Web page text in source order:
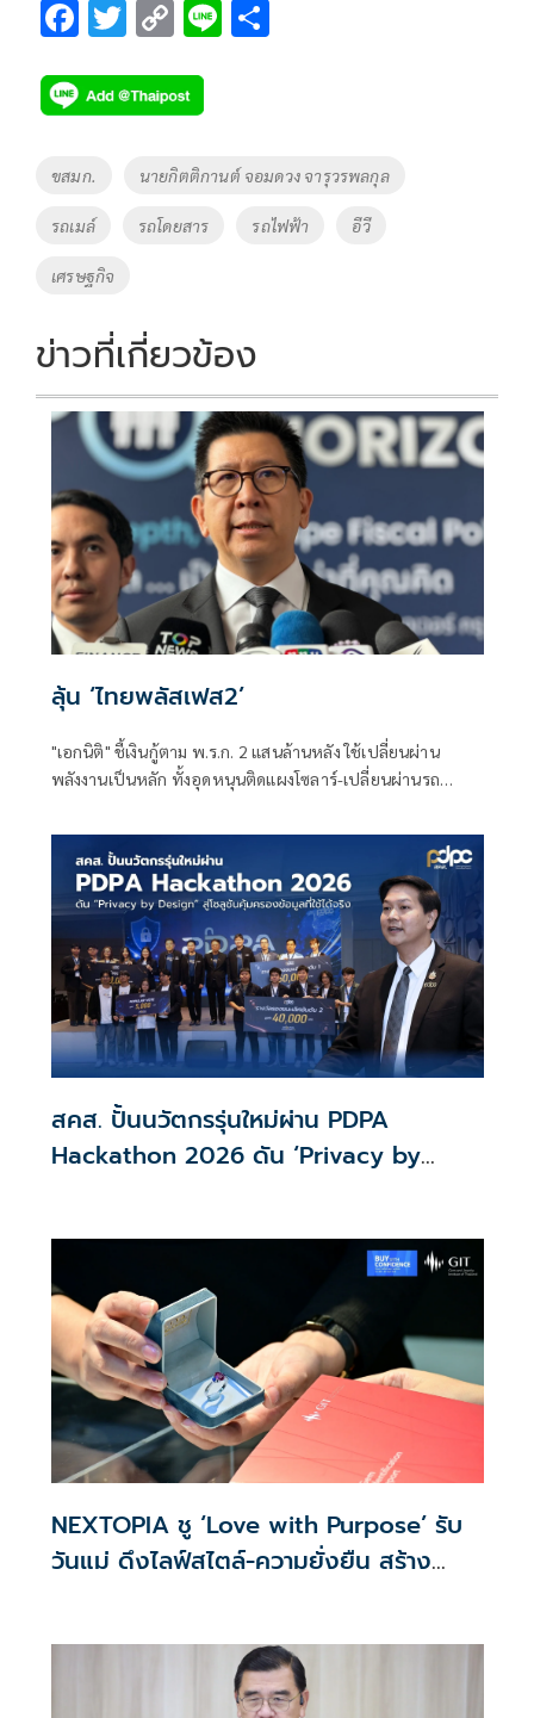
F
e
b
o
o
k
T
tt
er
C
p
y
Li
k
Li
Tags
ขสมก. นายกิตติกานต์ จอมดวง จารุวรพลกุล
รถเมล์ รถโดยสาร รถไฟฟ้า อีวี
เศรษฐกิจ
ข่าวที่เกี่ยวข้อง
ลุ้น ‘ไทยพลัสเฟส2’
"เอกนิติ" ชี้เงินกู้ตาม พ.ร.ก. 2 แสนล้านหลัง ใช้เปลี่ยนผ่าน
พลังงานเป็นหลัก ทั้งอุดหนุนติดแผงโซลาร์-เปลี่ยนผ่านรถ
พร้อมให้ใช้กับไทยเที่ยวไทยพลัส ส่วนไทยช่วยไทยพลัส เฟส 2
รอประเมินความเหมาะสม นายกฯ เผยจะพยายาม
สคส. ปั้นนวัตกรรุ่นใหม่ผ่าน PDPA
Hackathon 2026 ดัน ‘Privacy by
NEXTOPIA ชู ‘Love with Purpose’ รับ
วันแม่ ดึงไลฟ์สไตล์-ความยั่งยืน สร้าง